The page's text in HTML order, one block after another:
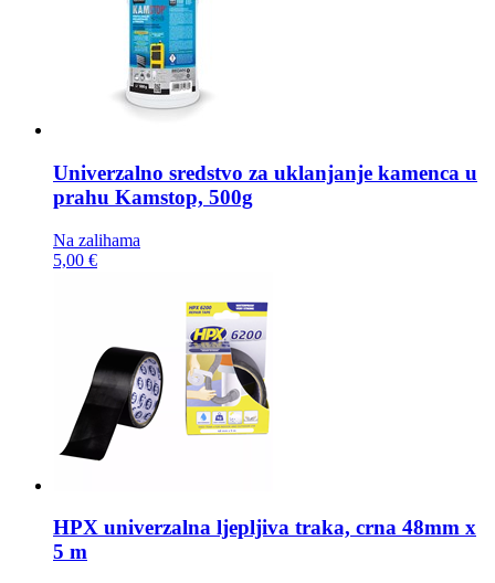
Univerzalno sredstvo za uklanjanje kamenca u
prahu Kamstop, 500g
Na zalihama
5,00 €
HPX univerzalna ljepljiva traka, crna 48mm x
5 m